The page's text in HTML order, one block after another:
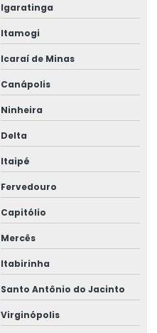
Igaratinga
Itamogi
Icaraí de Minas
Canápolis
Ninheira
Delta
Itaipé
Fervedouro
Capitólio
Mercês
Itabirinha
Santo Antônio do Jacinto
Virginópolis